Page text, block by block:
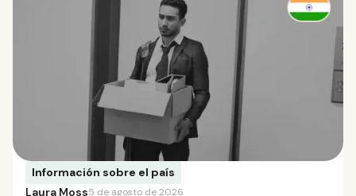
Información sobre el país
Laura Moss5 de agosto de 2026